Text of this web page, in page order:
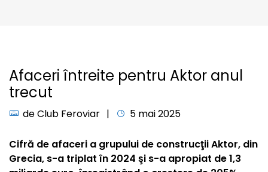
Afaceri întreite pentru Aktor anul
trecut
deClub Feroviar 5 mai 2025
Cifră de afaceri a grupului de construcţii Aktor, din
Grecia, s-a triplat în 2024 şi s-a apropiat de 1,3